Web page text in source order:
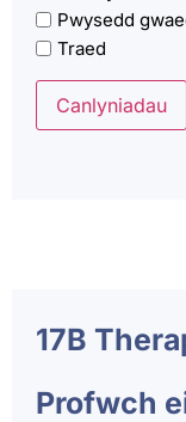
Pwysedd
Traed
Canlyniadau
17B
Profwch